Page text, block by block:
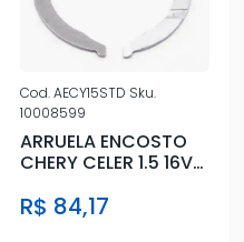
Cod.AECY15STD Sku.
10008599
ARRUELA ENCOSTO
CHERY CELER 1.5 16V
R$ 84,17